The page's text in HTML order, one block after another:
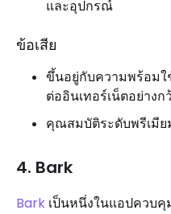
และอุปกรณ์
ข้อเสีย
ขึ้นอยู่กับความพร้อมใ
ต่ออินเทอร์เน็ตอย่างก
คุณสมบัติระดับพรีเมีย
4. Bark
Bark เป็นหนึ่งในแอปควบ